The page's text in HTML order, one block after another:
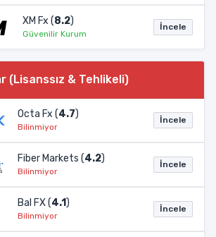
XM Fx (8.2)
Güvenilir Kurum
İncele
(Lisanssız & Tehlikeli)
Octa Fx (4.7)
Bilinmiyor
İncele
Fiber Markets (4.2)
Bilinmiyor
İncele
Bal FX (4.1)
Bilinmiyor
İncele